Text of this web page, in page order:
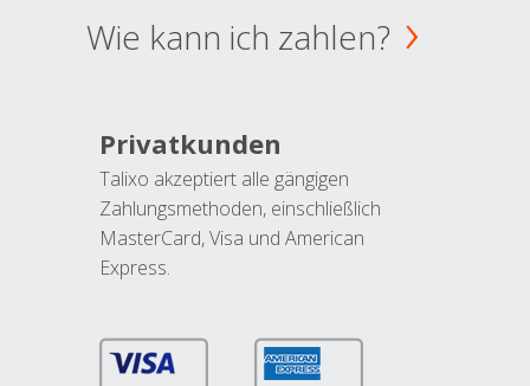
Wie kann ich zahlen?
Privatkunden
Talixo akzeptiert alle gängigen
Zahlungsmethoden, einschließlich
MasterCard, Visa und American
Express.